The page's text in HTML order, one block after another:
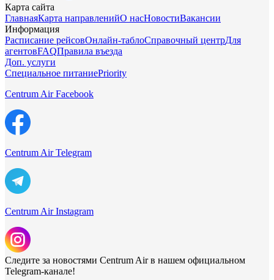
Карта сайта
ГлавнаяКарта направленийО насНовостиВакансии
Информация
Расписание рейсовОнлайн-таблоСправочный центрДля
агентовFAQПравила въезда
Доп. услуги
Специальное питаниеPriority
Centrum Air Facebook
Centrum Air Telegram
Centrum Air Instagram
Следите за новостями Centrum Air в нашем официальном
Telegram-канале!